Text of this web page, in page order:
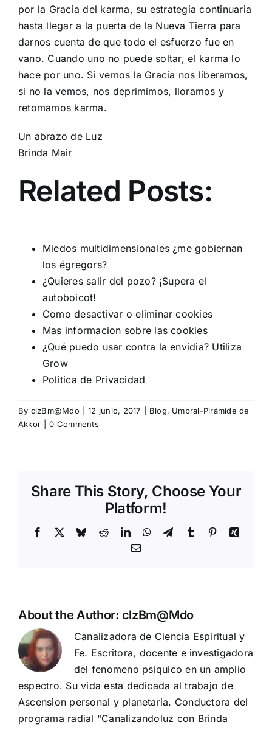
por la Gracia del karma, su estrategia continuaria
hasta llegar a la puerta de la Nueva Tierra para
darnos cuenta de que todo el esfuerzo fue en
vano. Cuando uno no puede soltar, el karma lo
hace por uno. Si vemos la Gracia nos liberamos,
si no la vemos, nos deprimimos, lloramos y
retomamos karma.
Un abrazo de Luz
Brinda Mair
Related Posts:
Miedos multidimensionales ¿me gobiernan
los égregors?
¿Quieres salir del pozo? ¡Supera el
autoboicot!
Como desactivar o eliminar cookies
Mas informacion sobre las cookies
¿Qué puedo usar contra la envidia? Utiliza
Grow
Politica de Privacidad
By clzBm@Mdo 12 junio, 2017 Blog, Umbral-Pirámide de
Akkor
0 Comments
Share This Story, Choose Your
Platform!
Facebook BlueskyRedditLinkedInWhatsApp
TelegramTumblr PinterestXing
Email
About the Author: clzBm@Mdo
Canalizadora de Ciencia Espiritual y
Fe. Escritora, docente e investigadora
del fenomeno psiquico en un amplio
espectro. Su vida esta dedicada al trabajo de
Ascension personal y planetaria. Conductora del
programa radial "Canalizandoluz con Brinda